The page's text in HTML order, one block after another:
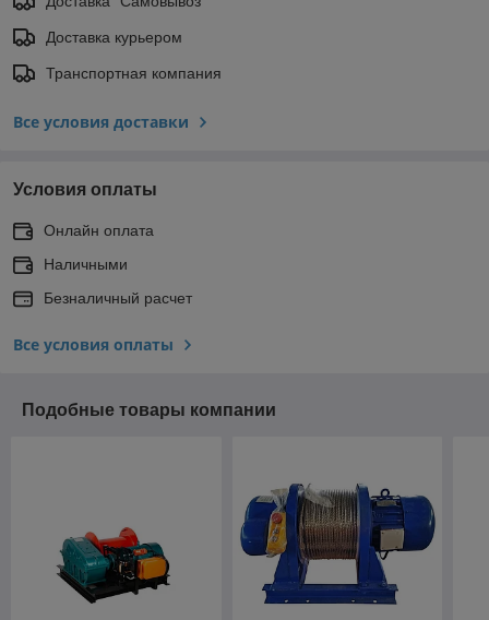
Доставка курьером
Транспортная компания
Все условия доставки
Условия оплаты
Онлайн оплата
Наличными
Безналичный расчет
Все условия оплаты
Подобные товары компании